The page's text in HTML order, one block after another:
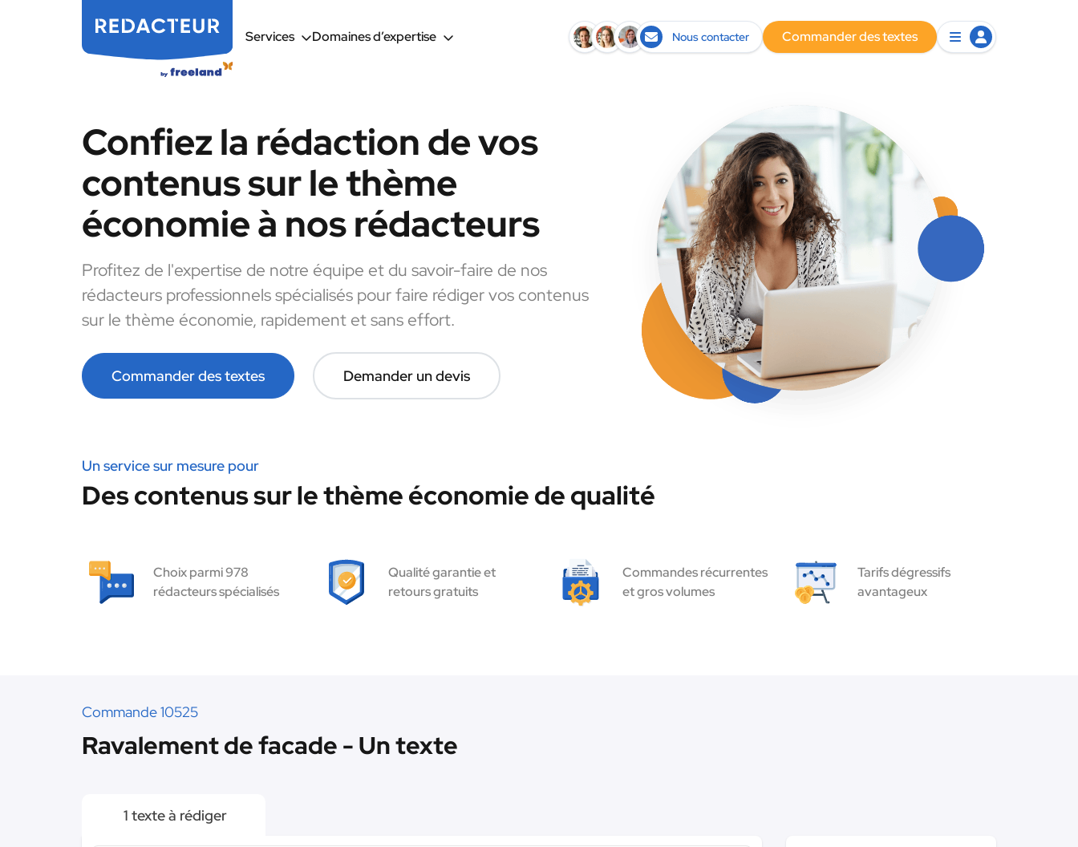
Services Domaines d’expertise Nous contacter Commander des textes
Confiez la rédaction de vos
contenus sur le thème
économie à nos rédacteurs
Profitez de l'expertise de notre équipe et du savoir-faire de nos
rédacteurs professionnels spécialisés pour faire rédiger vos contenus
sur le thème économie, rapidement et sans effort.
Commander des textes Demander un devis
Un service sur mesure pour
Des contenus sur le thème économie de qualité
Choix parmi 978
rédacteurs spécialisés
Qualité garantie et
retours gratuits
Commandes récurrentes
et gros volumes
Tarifs dégressifs
avantageux
Commande 10525
Ravalement de facade - Un texte
1 texte à rédiger